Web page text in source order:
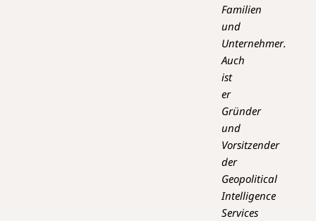
Familien
und
Unternehmer.
Auch
ist
er
Gründer
und
Vorsitzender
der
Geopolitical
Intelligence
Services